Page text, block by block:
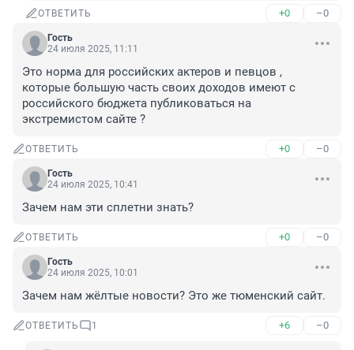
ОТВЕТИТЬ +0 –0
Гость
24 июля 2025, 11:11
Это норма для российских актеров и певцов ,
которые большую часть своих доходов имеют с
российского бюджета публиковаться на
экстремистом сайте ?
ОТВЕТИТЬ +0 –0
Гость
24 июля 2025, 10:41
Зачем нам эти сплетни знать?
ОТВЕТИТЬ +0 –0
Гость
24 июля 2025, 10:01
Зачем нам жёлтые новости? Это же тюменский сайт.
ОТВЕТИТЬ 1 +6 –0